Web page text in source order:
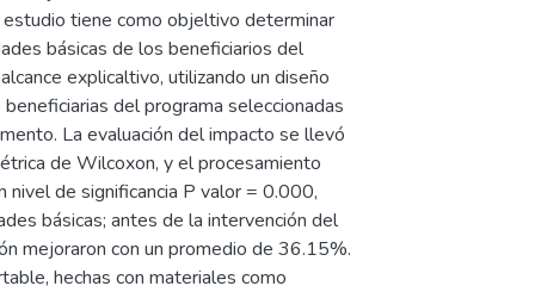
tiene como objeltivo determinar
básicas de los beneficiarios del
explicaltivo, utilizando un diseño
del programa seleccionadas
La evaluación del impacto se llevó
de Wilcoxon, y el procesamiento
de significancia P valor = 0.000,
básicas; antes de la intervención del
mejoraron con un promedio de 36.15%.
hechas con materiales como